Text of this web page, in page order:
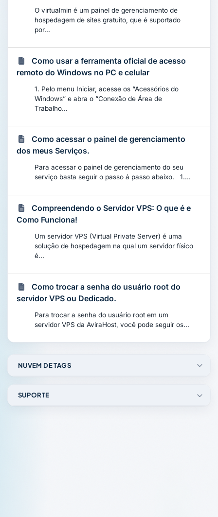
O virtualmin é um painel de gerenciamento de
hospedagem de sites gratuito, que é suportado
por...
Como usar a ferramenta oficial de acesso
remoto do Windows no PC e celular
1. Pelo menu Iniciar, acesse os “Acessórios do
Windows” e abra o “Conexão de Área de
Trabalho...
Como acessar o painel de gerenciamento
dos meus Serviços.
Para acessar o painel de gerenciamento do seu
serviço basta seguir o passo á passo abaixo. 1....
Compreendendo o Servidor VPS: O que é e
Como Funciona!
Um servidor VPS (Virtual Private Server) é uma
solução de hospedagem na qual um servidor físico
é...
Como trocar a senha do usuário root do
servidor VPS ou Dedicado.
Para trocar a senha do usuário root em um
servidor VPS da AviraHost, você pode seguir os...
NUVEM DE TAGS
SUPORTE